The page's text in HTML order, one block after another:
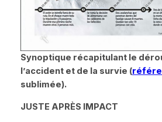
Synoptique récapitulant le
l’accident et de la survie (
sublimée).
JUSTE APRÈS IMPACT